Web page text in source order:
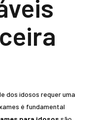
dos idosos requer uma
é fundamental